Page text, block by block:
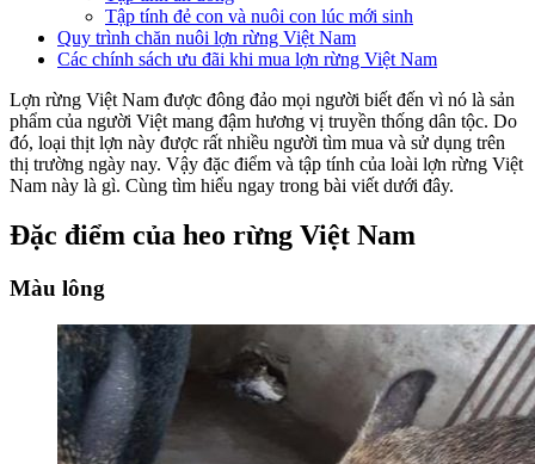
Tập tính đẻ con và nuôi con lúc mới sinh
Quy trình chăn nuôi lợn rừng Việt Nam
Các chính sách ưu đãi khi mua lợn rừng Việt Nam
Lợn rừng Việt Nam được đông đảo mọi người biết đến vì nó là sản
phẩm của người Việt mang đậm hương vị truyền thống dân tộc. Do
đó, loại thịt lợn này được rất nhiều người tìm mua và sử dụng trên
thị trường ngày nay. Vậy đặc điểm và tập tính của loài lợn rừng Việt
Nam này là gì. Cùng tìm hiểu ngay trong bài viết dưới đây.
Đặc điểm của heo rừng Việt Nam
Màu lông